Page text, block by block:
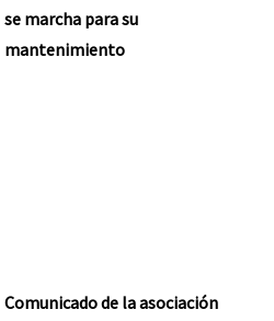
se marcha para su
mantenimiento
Comunicado de la asociación